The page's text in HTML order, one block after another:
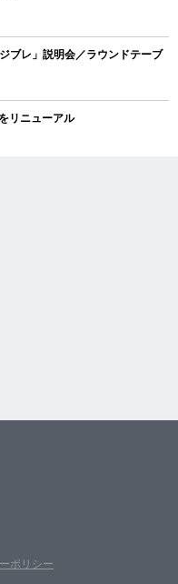
ブレ」説明会／ラウンドテーブ
リニューアル
ポリシー